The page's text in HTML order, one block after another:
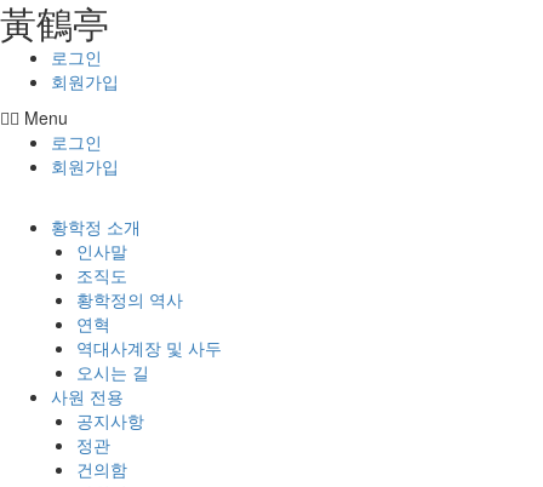
콘텐츠로
건너뛰기
⿈鶴亭
로그인
회원가입
Menu
로그인
회원가입
황학정 소개
인사말
조직도
황학정의 역사
연혁
역대사계장 및 사두
오시는 길
사원 전용
공지사항
정관
건의함